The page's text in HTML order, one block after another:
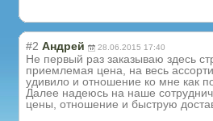
#2 Андрей 28.06.2015 17:40
Не первый раз заказываю здесь
приемлемая цена, на весь
удивило и отношение ко мне как
Далее надеюсь на наше
цены, отношение и быструю